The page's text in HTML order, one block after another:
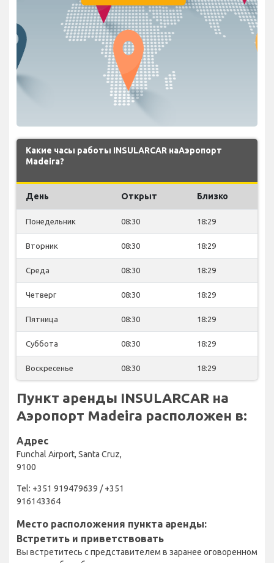
Какие часы работы INSULARCAR наАэропорт
Madeira?
День Открыт Близко
Понедельник 08:30 18:29
Вторник 08:30 18:29
Среда 08:30 18:29
Четверг 08:30 18:29
Пятница 08:30 18:29
Суббота 08:30 18:29
Воскресенье 08:30 18:29
Пункт аренды INSULARCAR на
Аэропорт Madeira расположен в:
Адрес
Funchal Airport, Santa Cruz,
9100
Tel: +351 919479639 / +351
916143364
Место расположения пункта аренды:
Встретить и приветствовать
Вы встретитесь с представителем в заранее оговоренном